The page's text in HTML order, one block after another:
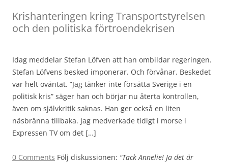
Krishanteringen kring Transportstyrelsen
och den politiska förtroendekrisen
Idag meddelar Stefan Löfven att han ombildar regeringen.
Stefan Löfvens besked imponerar. Och förvånar. Beskedet
var helt oväntat. ”Jag tänker inte försätta Sverige i en
politisk kris” säger han och börjar nu återta kontrollen,
även om självkritik saknas. Han ger också en liten
näsbränna tillbaka. Jag medverkade tidigt i morse i
Expressen TV om det […]
0 Comments Följ diskussionen: "Tack Annelie! Ja det är